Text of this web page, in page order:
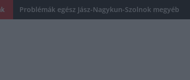
Problémák egész Jász-Nagykun-Szolnok